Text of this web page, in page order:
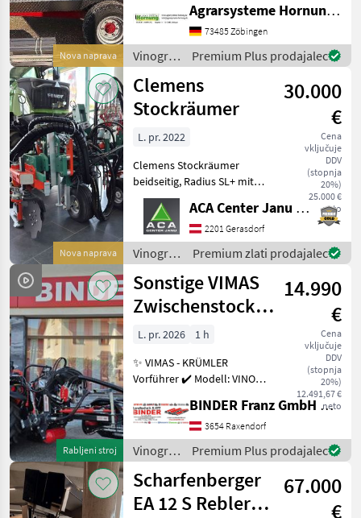
Nova naprava
Tridem Zweiachser mit
Drehschemel Sagen Sie uns
was Sie möchten Größe /
Breifung / Zubehör, dann
be
Agrarsysteme Hornung GmbH & Co. KG
73485 Zöbingen
Vinogradništvo
/
Sonstige
Premium Plus prodajalec
Nova naprava
Clemens
Stockräumer
30.000
€
Cena
vključuje
DDV
(stopnja
20%)
25.000 €
neto
L. pr. 2022
Clemens Stockräumer
beidseitig, Radius SL+ mit
Zinkenkreisel, SB 2
Geräteträger, Aushub
hydraulisch Links und
Rechts, Arbeitsbreite 2400 -
3400 mm, inkl. Ventilblock
ACA Center Janu GmbH
2201 Gerasdorf
Vinogradništvo
/
Clemens
Premium zlati prodajalec
Rabljeni stroj
Sonstige VIMAS
Zwischenstock-
KRÜMLER
14.990
€
Cena
vključuje
DDV
(stopnja
20%)
12.491,67 €
neto
L. pr. 2026
1 h
✨ VIMAS - KRÜMLER
Vorführer ✔️ Modell: VINO -
serienmäßiger Ausführung
✔️ Heckanbau - einseitig ✔️
Hohe
Arbeitsgeschwindigkeit bis
zu 5, 5
BINDER Franz GmbH & CoKG
3654 Raxendorf
Vinogradništvo
/
Sonstige
Premium Plus prodajalec
Scharfenberger
EA 12 S Rebler +
67.000
€